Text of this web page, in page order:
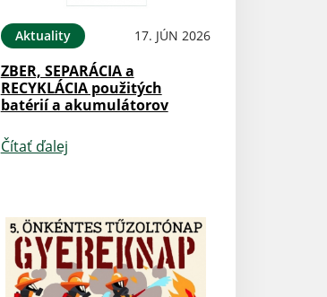
Aktuality 17. JÚN 2026
ZBER, SEPARÁCIA a
RECYKLÁCIA použitých
batérií a akumulátorov
Čítať ďalej